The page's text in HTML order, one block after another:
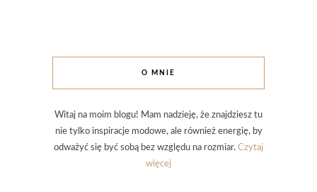
O MNIE
Witaj na moim blogu! Mam nadzieję, że znajdziesz tu
nie tylko inspiracje modowe, ale również energię, by
odważyć się być sobą bez względu na rozmiar. Czytaj
więcej